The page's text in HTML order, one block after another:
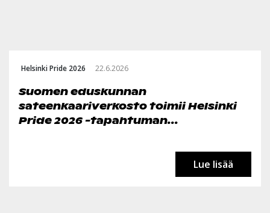
Helsinki Pride 2026 22.6.2026
Suomen eduskunnan
sateenkaariverkosto toimii Helsinki
Pride 2026 -tapahtuman...
Lue lisää